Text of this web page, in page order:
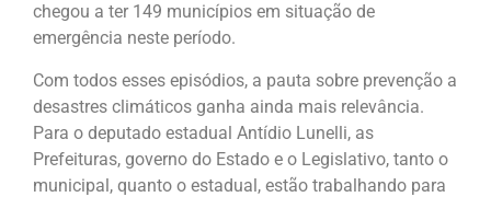
chegou a ter 149 municípios em situação de
emergência neste período.
Com todos esses episódios, a pauta sobre prevenção a
desastres climáticos ganha ainda mais relevância.
Para o deputado estadual Antídio Lunelli, as
Prefeituras, governo do Estado e o Legislativo, tanto o
municipal, quanto o estadual, estão trabalhando para